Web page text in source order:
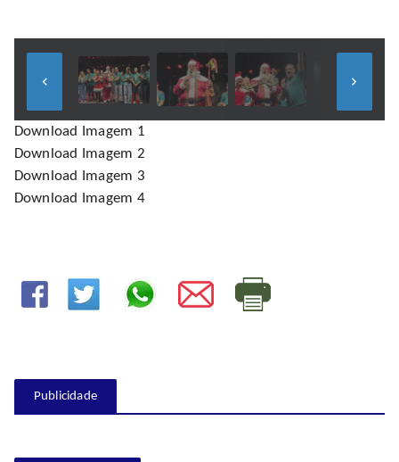
keyboard_arrow_left keyboard_arrow_right
Download Imagem 1
Download Imagem 2
Download Imagem 3
Download Imagem 4
Publicidade